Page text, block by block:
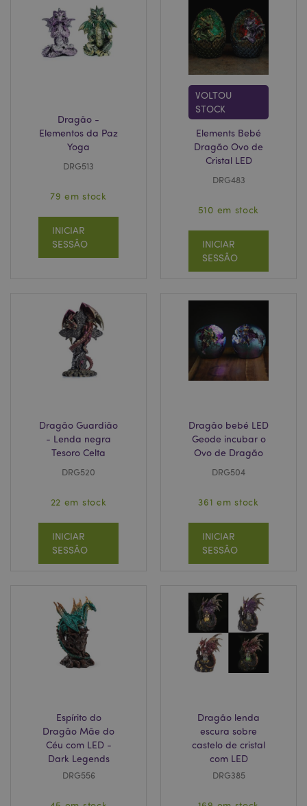
Dragão -
Elementos da Paz
Yoga
DRG513
79 em stock
INICIAR
SESSÃO
VOLTOU
STOCK
Elements Bebé
Dragão Ovo de
Cristal LED
DRG483
510 em stock
INICIAR
SESSÃO
Dragão Guardião
- Lenda negra
Tesoro Celta
DRG520
22 em stock
INICIAR
SESSÃO
Dragão bebé LED
Geode incubar o
Ovo de Dragão
DRG504
361 em stock
INICIAR
SESSÃO
Espírito do
Dragão Mãe do
Céu com LED -
Dark Legends
DRG556
Dragão lenda
escura sobre
castelo de cristal
com LED
DRG385
recently_compared_product_previous
Adobe Inc.
www.puckator.pt
mage-cache-storage
www.puckator.pt
product_data_storage
_GRECAPTCHA
Google LLC
www.google.com
X-Magento-Vary
Adobe Inc.